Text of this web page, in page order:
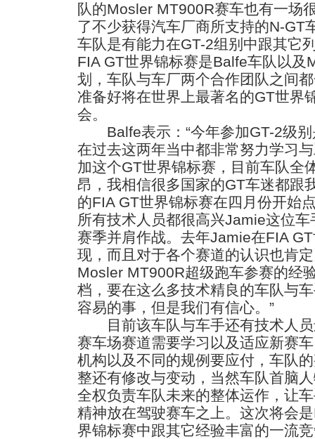
队的Mosler MT900R赛车也有一场
了不少获得汽车厂商所支持的N-GT
车队是有能力在GT-2组别中跟其它
FIA GT世界锦标赛是Balfe车队以及
划，车队与车厂两个合作团队之间
准备好将在世界上最著名的GT世界
会。
Balfe表示：“今年参加GT-2级别
在过去这两年当中都非常努力学习
加这个GT世界锦标赛，目前车队全
昂，我相信很多国家的GT车迷都跟
的FIA GT世界锦标赛在四月份开始
所有技术人员都很高兴Jamie这位
赛季并肩作战。去年Jamie在FIA
现，而且对于各个赛道的认识也肯
Mosler MT900R超级跑车参赛的经
档，要在这么多技术精良的车队与
容易的事，但是我们有信心。”
目前该车队与车手还有技术人员
赛车场赛道需要学习以及适应新赛
机构以及不同的规例要应付，车队
整还有修改与变动，当然车队首脑
全权负责车队未来的整体运作，让
精神放在驾驶赛车之上。这次将会
界锦标赛中跟其它经验丰富的一流